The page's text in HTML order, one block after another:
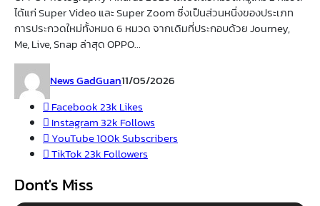
ได้แก่ Super Video และ Super Zoom ซึ่งเป็นส่วนหนึ่งของประเภท
การประกวดใหม่ทั้งหมด 6 หมวด จากเดิมที่ประกอบด้วย Journey,
Me, Live, Snap ล่าสุด OPPO...
News GadGuan11/05/2026
Facebook23k Likes
Instagram32k Follows
YouTube100kSubscribers
TikTok23k Followers
Dont's Miss